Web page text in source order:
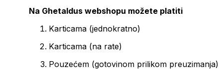
Na Ghetaldus webshopu možete platiti
Karticama (jednokratno)
Karticama (na rate)
Pouzećem (gotovinom prilikom preuzimanja)